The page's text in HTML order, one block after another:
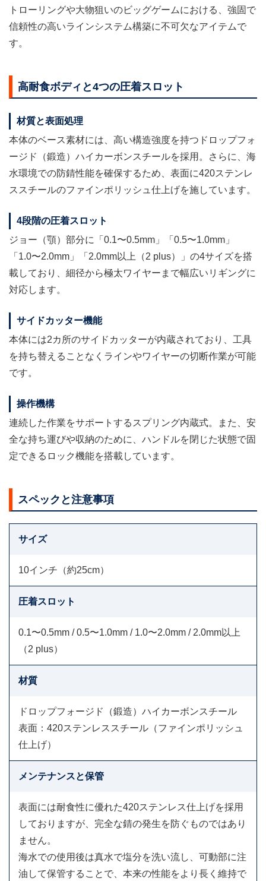
トローリングや大物狙いのビッグゲームにおける、強固で
信頼性の高いラインシステム構築に不可欠なアイテムで
す。
高耐食ボディと4つの圧着スロット
材質と表面処理
本体のベース素材には、高い構造強度を持つドロップフォ
ージド（鍛造）ハイカーボンスチールを採用。さらに、海
水環境での防錆性能を確保するため、表面に420ステンレ
ススチールのファインポリッシュ仕上げを施しています。
4段階の圧着スロット
ジョー（顎）部分に「0.1〜0.5mm」「0.5〜1.0mm」
「1.0〜2.0mm」「2.0mm以上（2 plus）」の4サイズを搭
載しており、細径から極太ワイヤーまで幅広いリギングに
対応します。
サイドカッター機能
本体には2カ所のサイドカッターが内蔵されており、工具
を持ち替えることなくラインやワイヤーの切断作業が可能
です。
操作機構
連続した作業をサポートするスプリング内蔵式。また、安
全な持ち運びや収納のために、ハンドルを閉じた状態で固
定できるロック機能を搭載しています。
スペックと注意事項
サイズ
10インチ（約25cm）
圧着スロット
0.1〜0.5mm / 0.5〜1.0mm / 1.0〜2.0mm / 2.0mm以上
（2 plus）
材質
ドロップフォージド（鍛造）ハイカーボンスチール
表面：420ステンレススチール（ファインポリッシュ
仕上げ）
メンテナンスと保管
表面には耐食性に優れた420ステンレス仕上げを採用
しておりますが、完全な錆の発生を防ぐものではあり
ません。
海水での使用後は真水で塩分を洗い流し、可動部に注
油して保管することで、本来の性能をより長く維持で